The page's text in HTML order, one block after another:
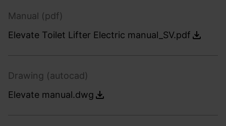
Manual (pdf)
Elevate Toilet Lifter Electric manual_SV.pdf
Drawing (autocad)
Elevate manual.dwg